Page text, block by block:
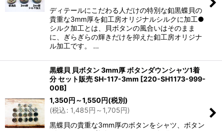
ディテールにこだわる人だけの特別な釦黒蝶貝の
貴重な3mm厚を釦工房オリジナルシルクに加工●
シルク加工とは、貝ボタンの風合いはそのまま
に、ぎらぎらの輝きだけを抑えた釦工房オリジナ
ル加工です。 …
黒蝶貝 貝ボタン 3mm厚 ボタンダウンシャツ1着
分 セット販売 SH-117-3mm [220-SH1173-999-
00B]
1,350円 ～1,550円(税別)
(税込: 1,485円 ～1,705円)
黒蝶貝の貴重な3mm厚のボタンをシャツ、ボタン